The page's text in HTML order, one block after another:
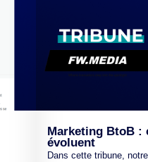
Marketing BtoB :
évoluent
Dans cette tribune,